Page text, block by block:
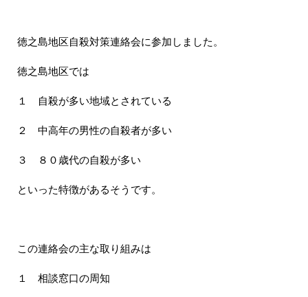
徳之島地区自殺対策連絡会に参加しました。
徳之島地区では
１ 自殺が多い地域とされている
２ 中高年の男性の自殺者が多い
３ ８０歳代の自殺が多い
といった特徴があるそうです。
この連絡会の主な取り組みは
１ 相談窓口の周知